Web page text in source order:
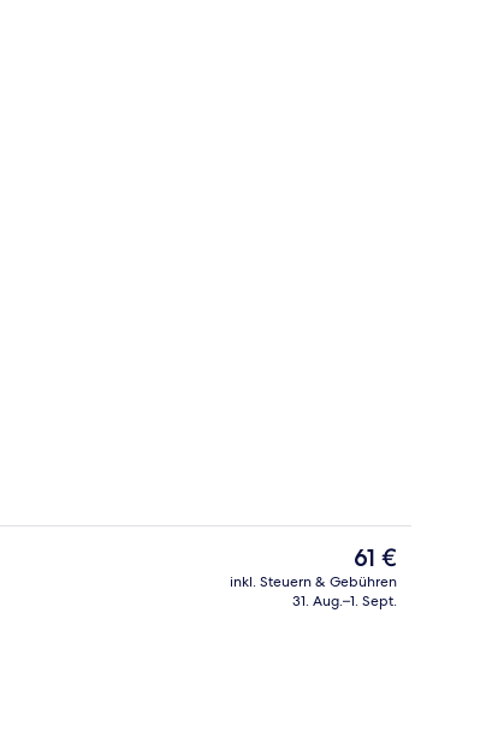
Schreibtisch, schallisolierte Zimmer,
Der
aktuelle
Preis
61 €
inkl. Steuern & Gebühren
31. Aug.–1. Sept.